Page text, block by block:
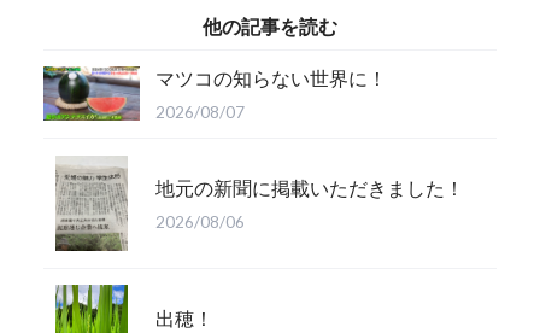
他の記事を読む
マツコの知らない世界に！
2026/08/07
地元の新聞に掲載いただきました！
2026/08/06
出穂！